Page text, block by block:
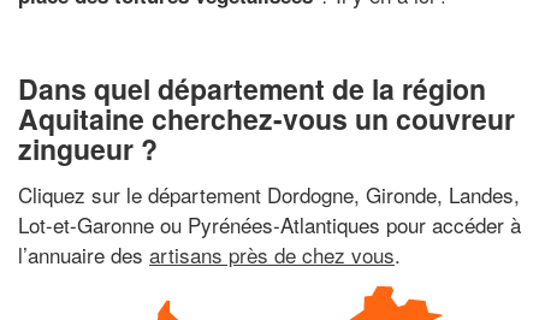
Dans quel département de la région
Aquitaine cherchez-vous un couvreur
zingueur ?
Cliquez sur le département Dordogne, Gironde, Landes,
Lot-et-Garonne ou Pyrénées-Atlantiques pour accéder à
l’annuaire des artisans près de chez vous.